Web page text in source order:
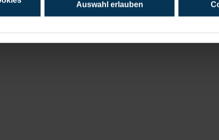
Auswahl erlauben